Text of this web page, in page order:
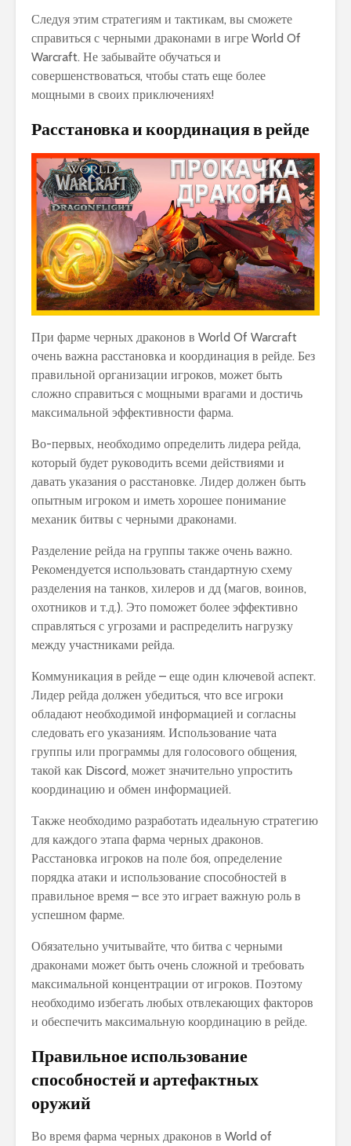
Следуя этим стратегиям и тактикам, вы сможете
справиться с черными драконами в игре World Of
Warcraft. Не забывайте обучаться и
совершенствоваться, чтобы стать еще более
мощными в своих приключениях!
Расстановка и координация в рейде
При фарме черных драконов в World Of Warcraft
очень важна расстановка и координация в рейде. Без
правильной организации игроков, может быть
сложно справиться с мощными врагами и достичь
максимальной эффективности фарма.
Во-первых, необходимо определить лидера рейда,
который будет руководить всеми действиями и
давать указания о расстановке. Лидер должен быть
опытным игроком и иметь хорошее понимание
механик битвы с черными драконами.
Разделение рейда на группы также очень важно.
Рекомендуется использовать стандартную схему
разделения на танков, хилеров и дд (магов, воинов,
охотников и т.д.). Это поможет более эффективно
справляться с угрозами и распределить нагрузку
между участниками рейда.
Коммуникация в рейде – еще один ключевой аспект.
Лидер рейда должен убедиться, что все игроки
обладают необходимой информацией и согласны
следовать его указаниям. Использование чата
группы или программы для голосового общения,
такой как Discord, может значительно упростить
координацию и обмен информацией.
Также необходимо разработать идеальную стратегию
для каждого этапа фарма черных драконов.
Расстановка игроков на поле боя, определение
порядка атаки и использование способностей в
правильное время – все это играет важную роль в
успешном фарме.
Обязательно учитывайте, что битва с черными
драконами может быть очень сложной и требовать
максимальной концентрации от игроков. Поэтому
необходимо избегать любых отвлекающих факторов
и обеспечить максимальную координацию в рейде.
Правильное использование
способностей и артефактных
оружий
Во время фарма черных драконов в World of